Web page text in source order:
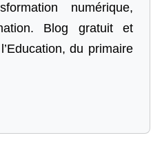
numérique,
Blog gratuit et
du primaire